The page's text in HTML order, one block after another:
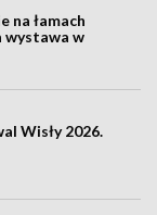
na łamach
wystawa w
Wisły 2026.